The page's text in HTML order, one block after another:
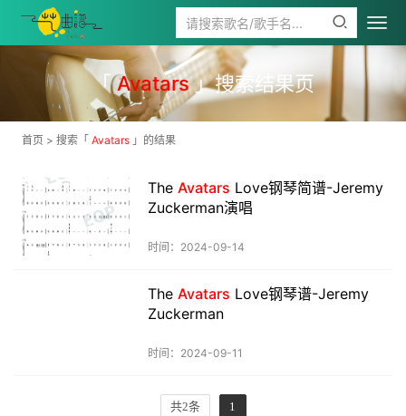
「Avatars」搜索结果页
首页 > 搜索「 Avatars 」的结果
The Avatars Love钢琴简谱-Jeremy
Zuckerman演唱
时间：2024-09-14
The Avatars Love钢琴谱-Jeremy
Zuckerman
时间：2024-09-11
共2条 1